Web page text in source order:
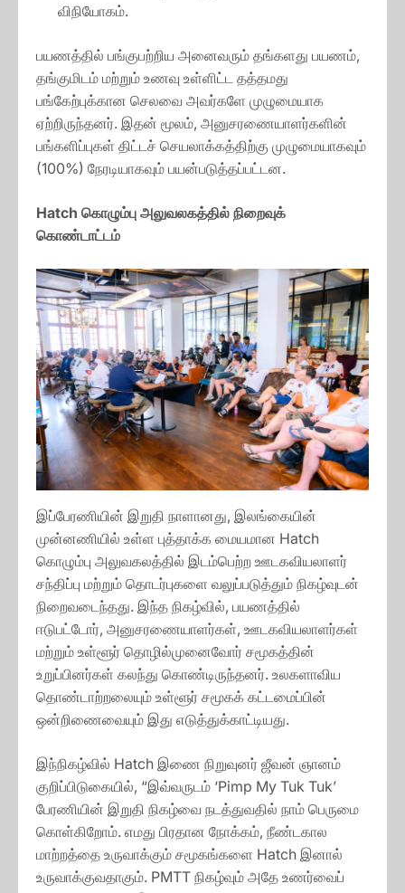
விநியோகம்.
பயணத்தில் பங்குபற்றிய அனைவரும் தங்களது பயணம்,
தங்குமிடம் மற்றும் உணவு உள்ளிட்ட தத்தமது
பங்கேற்புக்கான செலவை அவர்களே முழுமையாக
ஏற்றிருந்தனர். இதன் மூலம், அனுசரணையாளர்களின்
பங்களிப்புகள் திட்டச் செயலாக்கத்திற்கு முழுமையாகவும்
(100%) நேரடியாகவும் பயன்படுத்தப்பட்டன.
Hatch கொழும்பு அலுவலகத்தில் நிறைவுக்
கொண்டாட்டம்
இப்பேரணியின் இறுதி நாளானது, இலங்கையின்
முன்னணியில் உள்ள புத்தாக்க மையமான Hatch
கொழும்பு அலுவகலத்தில் இடம்பெற்ற ஊடகவியலாளர்
சந்திப்பு மற்றும் தொடர்புகளை வலுப்படுத்தும் நிகழ்வுடன்
நிறைவடைந்தது. இந்த நிகழ்வில், பயணத்தில்
ஈடுபட்டோர், அனுசரணையாளர்கள், ஊடகவியலாளர்கள்
மற்றும் உள்ளூர் தொழில்முனைவோர் சமூகத்தின்
உறுப்பினர்கள் கலந்து கொண்டிருந்தனர். உலகளாவிய
தொண்டாற்றலையும் உள்ளூர் சமூகக் கட்டமைப்பின்
ஒன்றிணைவையும் இது எடுத்துக்காட்டியது.
இந்நிகழ்வில் Hatch இணை நிறுவுனர் ஜீவன் ஞானம்
குறிப்பிடுகையில், “இவ்வருடம் ‘Pimp My Tuk Tuk’
பேரணியின் இறுதி நிகழ்வை நடத்துவதில் நாம் பெருமை
கொள்கிறோம். எமது பிரதான நோக்கம், நீண்டகால
மாற்றத்தை உருவாக்கும் சமூகங்களை Hatch இனால்
உருவாக்குவதாகும். PMTT நிகழ்வும் அதே உணர்வைப்